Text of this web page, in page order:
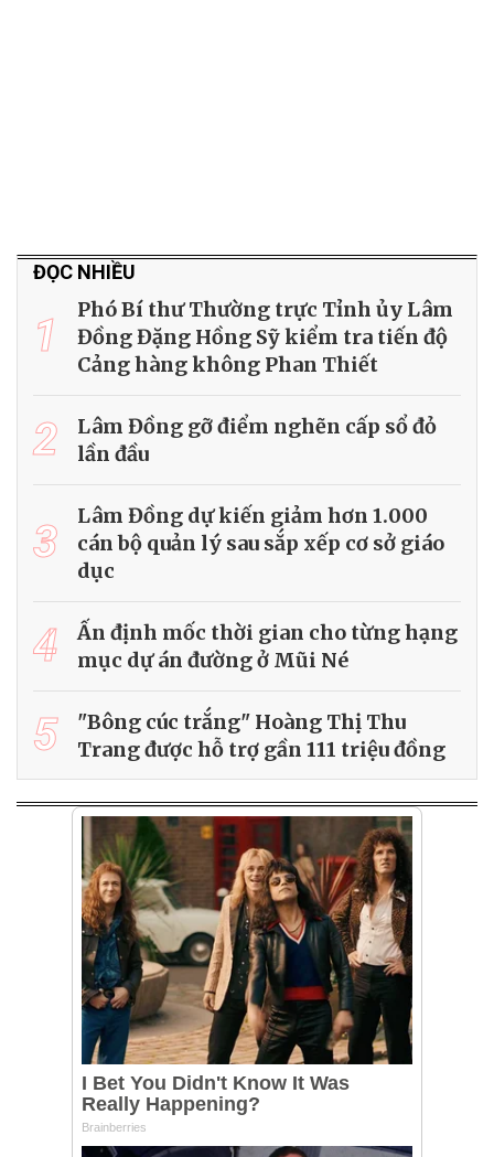
ĐỌC NHIỀU
1
Phó Bí thư Thường trực Tỉnh ủy Lâm
Đồng Đặng Hồng Sỹ kiểm tra tiến độ
Cảng hàng không Phan Thiết
2
Lâm Đồng gỡ điểm nghẽn cấp sổ đỏ
lần đầu
3
Lâm Đồng dự kiến giảm hơn 1.000
cán bộ quản lý sau sắp xếp cơ sở giáo
dục
4
Ấn định mốc thời gian cho từng hạng
mục dự án đường ở Mũi Né
5
"Bông cúc trắng" Hoàng Thị Thu
Trang được hỗ trợ gần 111 triệu đồng